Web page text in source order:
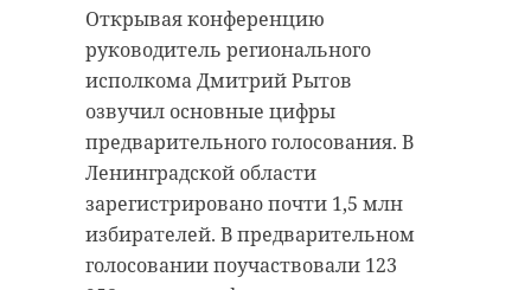
Открывая конференцию
руководитель регионального
исполкома Дмитрий Рытов
озвучил основные цифры
предварительного голосования. В
Ленинградской области
зарегистрировано почти 1,5 млн
избирателей. В предварительном
голосовании поучаствовали 123
сенатор РФ от региона Сергей
Перминов, комментируя развитие
проекта Единой карты
петербуржца "Ленинградская".
Проектзапустилипо инициативе
губернатора Александра
Дрозденко около года назад. С тех
пор он заметно вырос: карта дает
подозреваемого и подробности 47
каналу во вторник, 9 июня,
предоставили в ГУ МВД РФ по 78 и
47 регионам.
В парке на Лиговском проспекте
неизвестный мужчина внезапно
напал на 36-летнего уроженца
одной из стран Африки и без